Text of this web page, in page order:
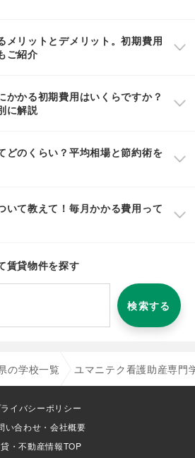
メリットとデメリット。初期費用
ご紹介
かかる初期費用はいくらですか？
に解説
どのくらい？平均相場と節約術を
いて教えて！毎月かかる費用って
賃貸物件を探す
検索する
の学校一覧 ユマニテク看護助産専門
イバシーポリシー
い合わせ・会社概要
・不動産情報TOP